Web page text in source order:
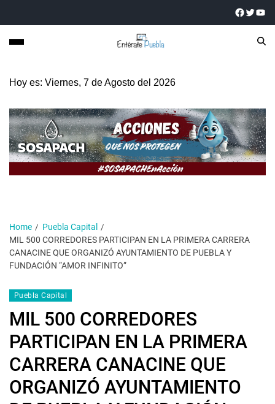
Hoy es: Viernes, 7 de Agosto del 2026
Home
Puebla Capital
MIL 500 CORREDORES PARTICIPAN EN LA PRIMERA CARRERA
CANACINE QUE ORGANIZÓ AYUNTAMIENTO DE PUEBLA Y
FUNDACIÓN “AMOR INFINITO”
Puebla Capital
MIL 500 CORREDORES
PARTICIPAN EN LA PRIMERA
CARRERA CANACINE QUE
ORGANIZÓ AYUNTAMIENTO